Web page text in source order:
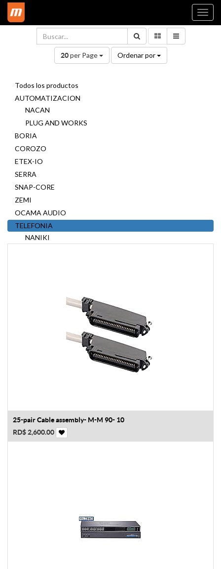
20per Page Ordenar por
Todos los productos
AUTOMATIZACION
NACAN
PLUG AND WORKS
BORIA
COROZO
ETEX-IO
SERRA
SNAP-CORE
ZEMI
OCAMA AUDIO
TELEFONIA
NANIKI
25-pair Cable assembly- M-M 90- 10
RD$2,600.00